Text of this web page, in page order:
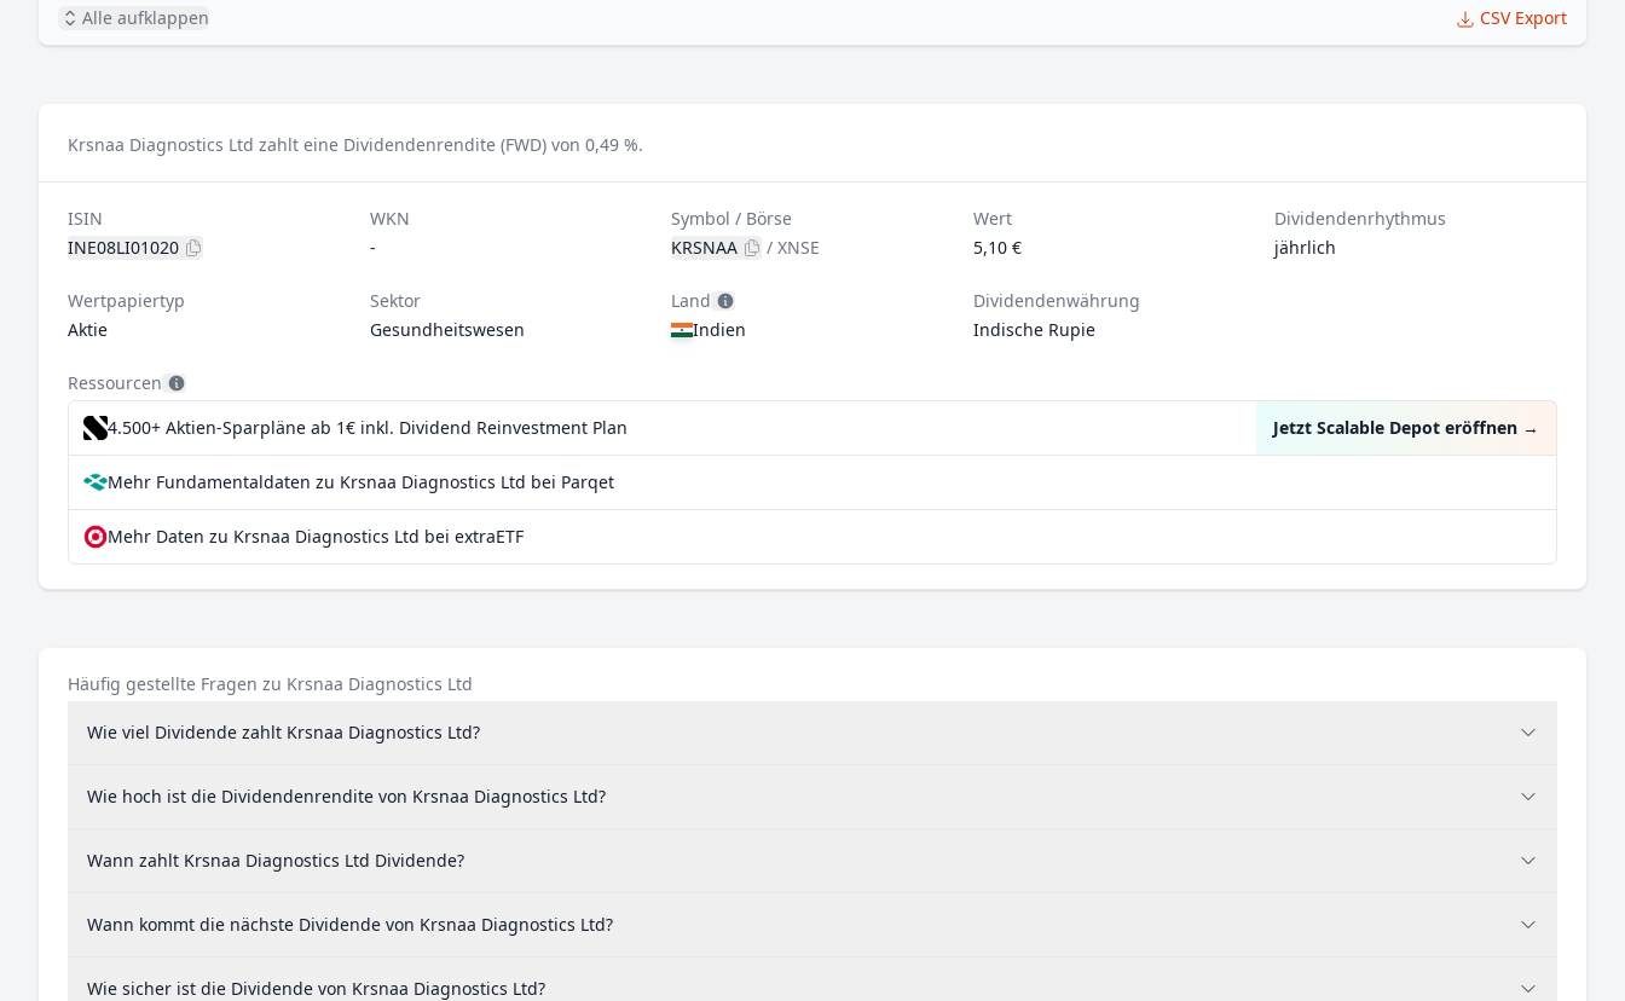
Alle aufklappen CSV Export
Krsnaa Diagnostics Ltd zahlt eine Dividendenrendite (FWD) von 0,49 %.
ISIN
INE08LI01020
WKN
-
Symbol / Börse
KRSNAA
/XNSE
Wert
5,10 €
Dividendenrhythmus
jährlich
Wertpapiertyp
Aktie
Sektor
Gesundheitswesen
Land
Indien
Dividendenwährung
Indische Rupie
Ressourcen
4.500+ Aktien-Sparpläne ab 1€ inkl. Dividend Reinvestment Plan Jetzt Scalable Depot eröffnen →
Mehr Fundamentaldaten zu Krsnaa Diagnostics Ltd bei Parqet
Mehr Daten zu Krsnaa Diagnostics Ltd bei extraETF
Häufig gestellte Fragen zu Krsnaa Diagnostics Ltd
Wie viel Dividende zahlt Krsnaa Diagnostics Ltd?
Wie hoch ist die Dividendenrendite von Krsnaa Diagnostics Ltd?
Wann zahlt Krsnaa Diagnostics Ltd Dividende?
Wann kommt die nächste Dividende von Krsnaa Diagnostics Ltd?
Wie sicher ist die Dividende von Krsnaa Diagnostics Ltd?